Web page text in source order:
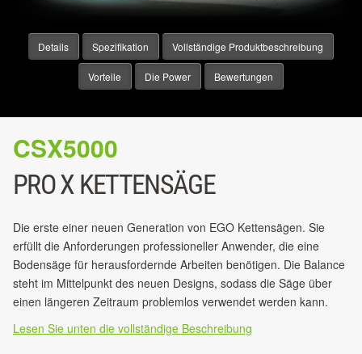
Details Spezifikation Vollständige Produktbeschreibung
Vorteile Die Power Bewertungen
CSX5000
PRO X KETTENSÄGE
Die erste einer neuen Generation von EGO Kettensägen. Sie
erfüllt die Anforderungen professioneller Anwender, die eine
Bodensäge für herausfordernde Arbeiten benötigen. Die Balance
steht im Mittelpunkt des neuen Designs, sodass die Säge über
einen längeren Zeitraum problemlos verwendet werden kann.
Lesen Sie unten die vollständige Beschreibung